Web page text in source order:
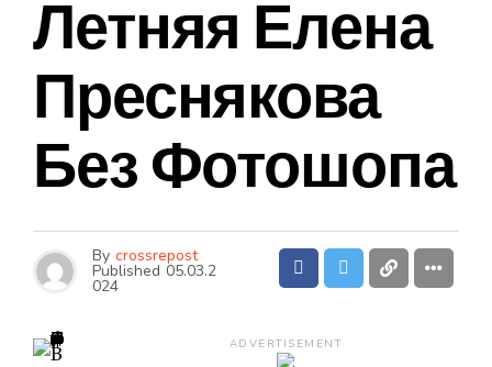
Летняя Елена
Преснякова
Без Фотошопа
By crossrepost
Published 05.03.2
024
ADVERTISEMENT